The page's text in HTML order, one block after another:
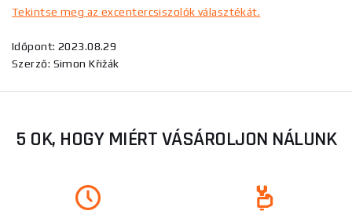
Tekintse meg az excentercsiszolók választékát.
Időpont: 2023.08.29
Szerző: Simon Křižák
5 OK, HOGY MIÉRT VÁSÁROLJON NÁLUNK